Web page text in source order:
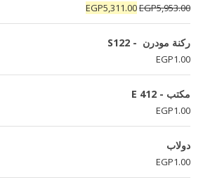
EGP5,953.00
السعر
الأصلي
هو:
EGP5,311.00
السعر
الحالي
ركنة مودرن - S122
EGP1.00
مكتب - E 412
EGP1.00
دولاب
EGP1.00